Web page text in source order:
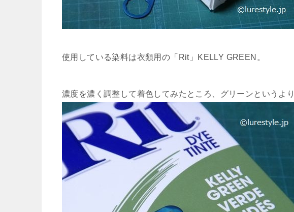
使用している染料は衣類用の「Rit」KELLY GREEN。
濃度を濃く調整して着色してみたところ、グリーンというよ